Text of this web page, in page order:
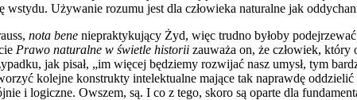
Używanie rozumu jest dla człowieka naturalne jak
nota bene niepraktykujący Żyd, więc trudno byłoby
Prawo naturalne w świetle historii zauważa on, że człowiek,
jak pisał, „im więcej będziemy rozwijać nasz umysł, tym
kolejne konstrukty intelektualne mające tak naprawdę
i logiczne. Owszem, są. I co z tego, skoro są oparte dla